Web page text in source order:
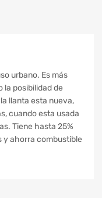
urbano. Es más
la posibilidad de
llanta esta nueva,
cuando esta usada
Tiene hasta 25%
y ahorra combustible